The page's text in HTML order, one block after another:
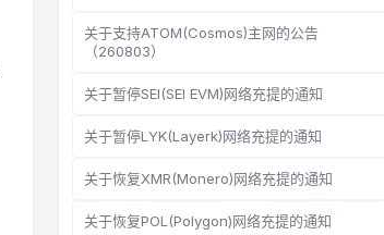
关于支持ATOM(Cosmos)主网的公告
（260803）
关于暂停SEI(SEI EVM)网络充提的通知
关于暂停LYK(Layerk)网络充提的通知
关于恢复XMR(Monero)网络充提的通知
关于恢复POL(Polygon)网络充提的通知